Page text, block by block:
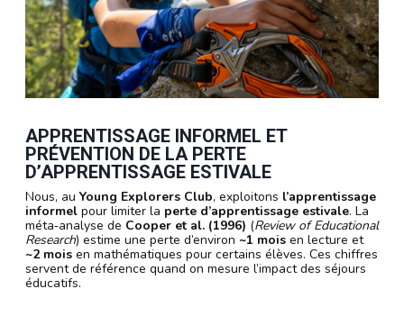
APPRENTISSAGE INFORMEL ET
PRÉVENTION DE LA PERTE
D’APPRENTISSAGE ESTIVALE
Nous, au Young Explorers Club, exploitons l’apprentissage
informel pour limiter la perte d’apprentissage estivale. La
méta‑analyse de Cooper et al. (1996) (Review of Educational
Research) estime une perte d’environ ~1 mois en lecture et
~2 mois en mathématiques pour certains élèves. Ces chiffres
servent de référence quand on mesure l’impact des séjours
éducatifs.